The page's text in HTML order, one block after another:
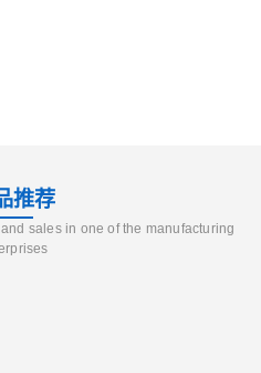
推荐
sales in one of the manufacturing